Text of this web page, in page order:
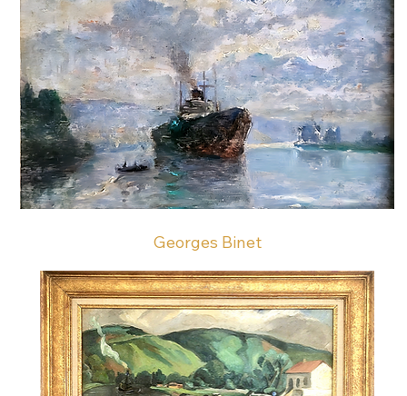
Georges Binet